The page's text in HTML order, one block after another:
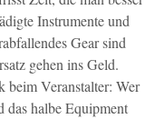
Instrumente und
Gear sind
gehen ins Geld.
beim Veranstalter: Wer
das halbe Equipment